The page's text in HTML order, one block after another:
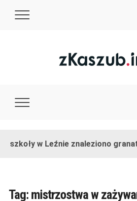
szkoły w Leźnie znaleziono granat!
Tag: mistrzostwa w